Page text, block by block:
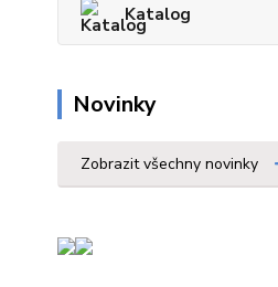
Katalog
Novinky
Zobrazit všechny novinky